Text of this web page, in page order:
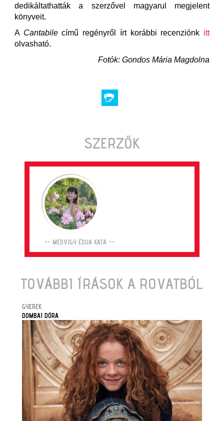
dedikáltathatták a szerzővel magyarul megjelent
könyveit.
A Cantabilecímű regényről írt korábbi recenziónk itt
olvasható.
Fotók: Gondos Mária Magdolna
SZERZŐK
-- MEDVIGY ÉDUA KATA --
TOVÁBBI ÍRÁSOK A ROVATBÓL
GYEREK
DOMBAI DÓRA